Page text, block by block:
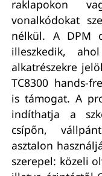
raklapokon
vonalkódokat
nélkül. A DPM
illeszkedik,
alkatrészekre
TC8300 hands-
is támogat. A
indíthatja a
csípőn,
asztalon
szerepel: közeli